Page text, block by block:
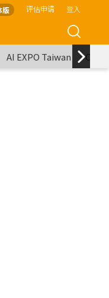
版 评估申请 登入
AI EXPO Taiwan